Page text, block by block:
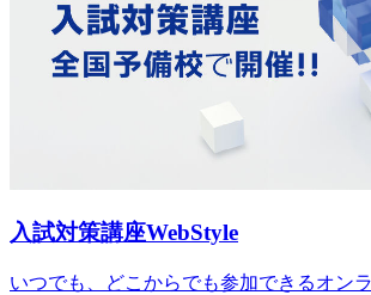
入試対策講座WebStyle
いつでも、どこからでも参加できるオン